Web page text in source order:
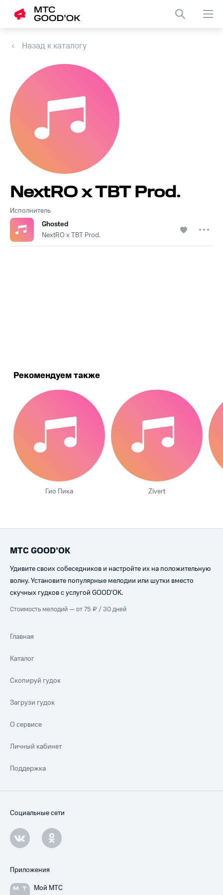
Назад к каталогу
Исполнитель
NextRO x TBT Prod.
Ghosted
NextRO x TBT Prod.
Рекомендуем также
Гио Пика Zivert
МТС GOOD’OK
Удивите своих собеседников и настройте их на положительную
волну. Установите популярные мелодии или шутки вместо
скучных гудков с услугой GOOD’OK.
Стоимость мелодий — от 75 ₽ / 30 дней
Главная
Каталог
Скопируй гудок
Загрузи гудок
О сервисе
Личный кабинет
Поддержка
Социальные сети
Приложения
Мой МТС